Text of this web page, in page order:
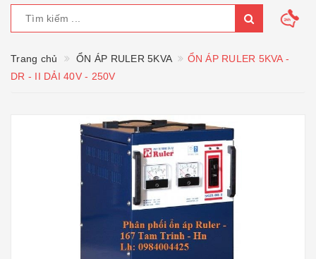
Trang chủ ỔN ÁP RULER 5KVA
ỔN ÁP RULER 5KVA -
DR - II DẢI 40V - 250V